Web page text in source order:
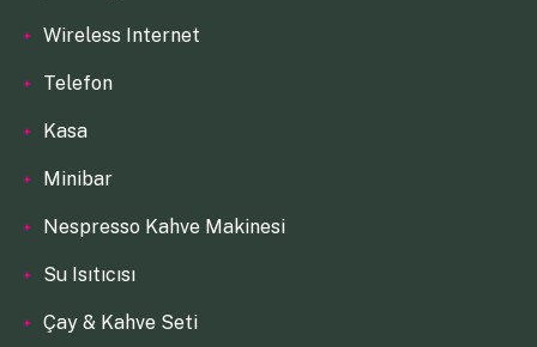
Wireless Internet
Telefon
Kasa
Minibar
Nespresso Kahve Makinesi
Su Isıtıcısı
Çay & Kahve Seti